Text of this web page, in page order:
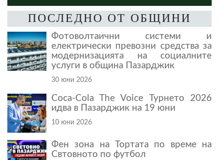
ПОСЛЕДНО ОТ ОБЩИНИ
Фотоволтаични системи и
електрически превозни средства за
модернизацията на социалните
услуги в община Пазарджик
30 юни 2026
Coca-Cola The Voice Турнето 2026
идва в Пазарджик на 19 юни
10 юни 2026
Фен зона на Тортата по време на
Свтовното по футбол